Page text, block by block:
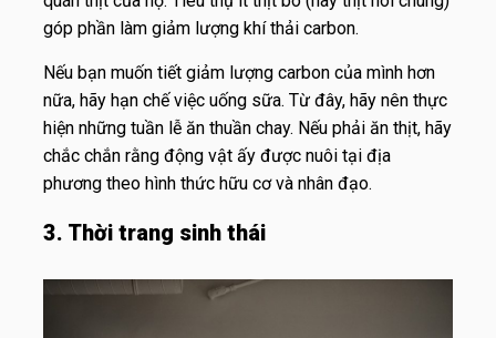
góp phần làm giảm lượng khí thải carbon.
Nếu bạn muốn tiết giảm lượng carbon của mình hơn
nữa, hãy hạn chế việc uống sữa. Từ đây, hãy nên thực
hiện những tuần lễ ăn thuần chay. Nếu phải ăn thịt, hãy
chắc chắn rằng động vật ấy được nuôi tại địa
phương theo hình thức hữu cơ và nhân đạo.
3. Thời trang sinh thái